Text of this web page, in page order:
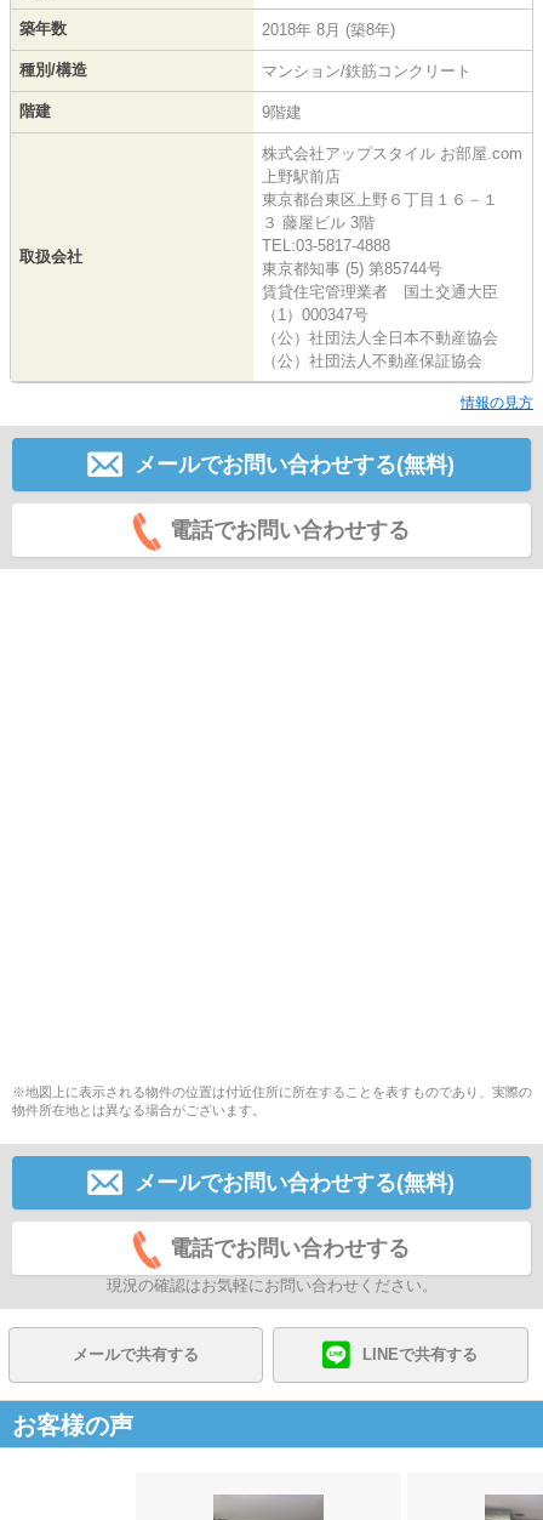
築年数 2018年 8月 (築8年)
種別/構造 マンション/鉄筋コンクリート
階建 9階建
取扱会社
株式会社アップスタイル お部屋.com
上野駅前店
東京都台東区上野６丁目１６－１
３ 藤屋ビル 3階
TEL:03-5817-4888
東京都知事 (5) 第85744号
賃貸住宅管理業者 国土交通大臣
（1）000347号
（公）社団法人全日本不動産協会
（公）社団法人不動産保証協会
情報の見方
メールでお問い合わせする(無料)
電話でお問い合わせする
※地図上に表示される物件の位置は付近住所に所在することを表すものであり、実際の
物件所在地とは異なる場合がございます。
メールでお問い合わせする(無料)
電話でお問い合わせする
現況の確認はお気軽にお問い合わせください。
メールで共有する LINEで共有する
お客様の声